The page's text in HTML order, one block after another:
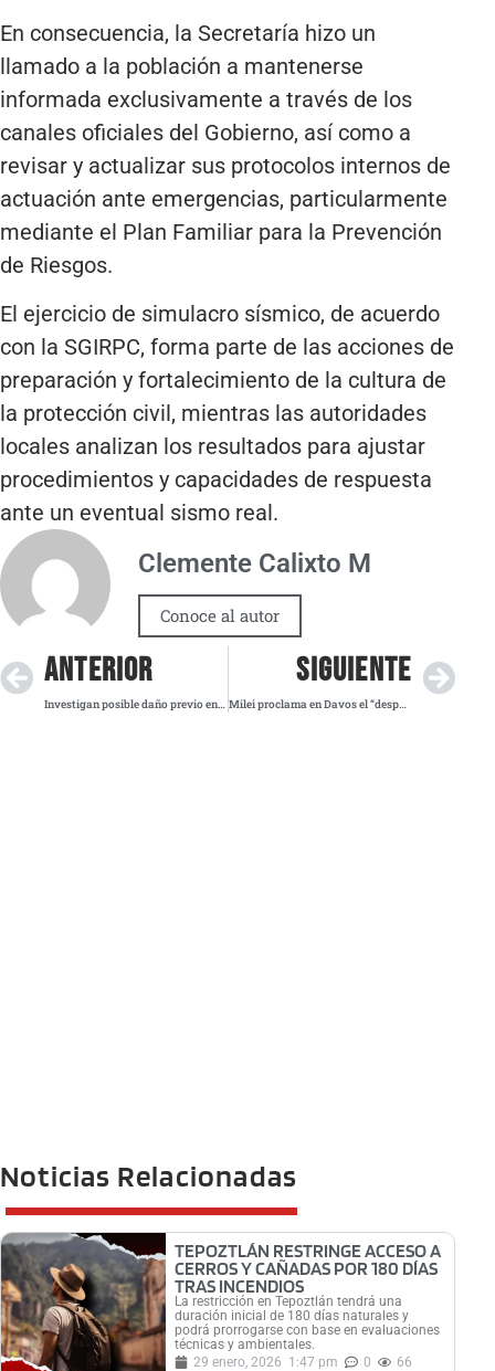
En consecuencia, la Secretaría hizo un
llamado a la población a mantenerse
informada exclusivamente a través de los
canales oficiales del Gobierno, así como a
revisar y actualizar sus protocolos internos de
actuación ante emergencias, particularmente
mediante el Plan Familiar para la Prevención
de Riesgos.
El ejercicio de simulacro sísmico, de acuerdo
con la SGIRPC, forma parte de las acciones de
preparación y fortalecimiento de la cultura de
la protección civil, mientras las autoridades
locales analizan los resultados para ajustar
procedimientos y capacidades de respuesta
ante un eventual sismo real.
Clemente Calixto M
Conoce al autor
ANTERIOR
Investigan posible daño previo en la vía férrea tras descarrilamiento de Iryo en Adamuz
SIGUIENTE
Milei proclama en Davos el “despertar” de la derecha en América
Noticias Relacionadas
TEPOZTLÁN RESTRINGE ACCESO A
CERROS Y CAÑADAS POR 180 DÍAS
TRAS INCENDIOS
La restricción en Tepoztlán tendrá una
duración inicial de 180 días naturales y
podrá prorrogarse con base en evaluaciones
técnicas y ambientales.
29 enero, 2026 1:47 pm 0 66